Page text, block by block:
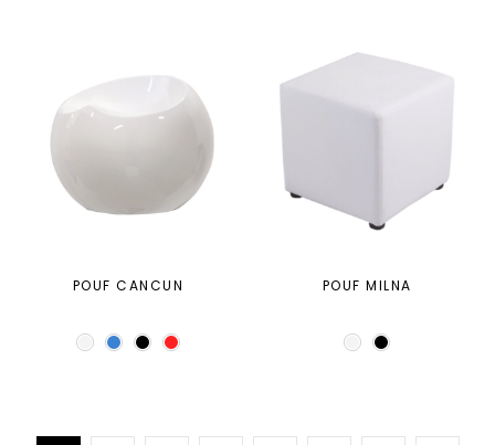
POUF CANCUN POUF MILNA